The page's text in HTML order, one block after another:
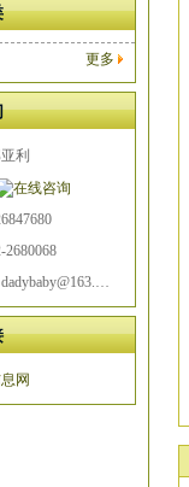
更多
利
2680068
网